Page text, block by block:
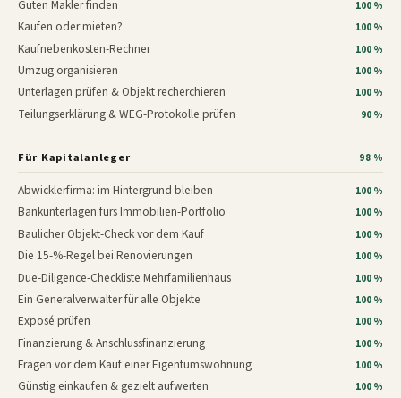
Guten Makler finden 100 %
Kaufen oder mieten? 100 %
Kaufnebenkosten-Rechner 100 %
Umzug organisieren 100 %
Unterlagen prüfen & Objekt recherchieren 100 %
Teilungserklärung & WEG-Protokolle prüfen 90 %
Für Kapitalanleger 98 %
Abwicklerfirma: im Hintergrund bleiben 100 %
Bankunterlagen fürs Immobilien-Portfolio 100 %
Baulicher Objekt-Check vor dem Kauf 100 %
Die 15-%-Regel bei Renovierungen 100 %
Due-Diligence-Checkliste Mehrfamilienhaus 100 %
Ein Generalverwalter für alle Objekte 100 %
Exposé prüfen 100 %
Finanzierung & Anschlussfinanzierung 100 %
Fragen vor dem Kauf einer Eigentumswohnung 100 %
Günstig einkaufen & gezielt aufwerten 100 %